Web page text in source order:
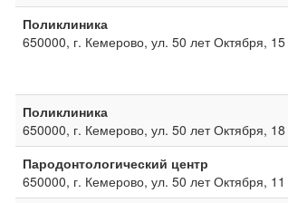
Поликлиника
650000, г. Кемерово, ул. 50 лет Октября, 15
Поликлиника
650000, г. Кемерово, ул. 50 лет Октября, 18
Пародонтологический центр
650000, г. Кемерово, ул. 50 лет Октября, 11